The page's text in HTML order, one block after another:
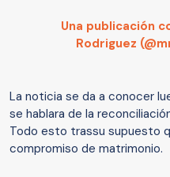
Una publicación
Rodriguez
La noticia se da a conocer
se hablara de la
Todo esto trassu supuesto
compromiso de matrimonio.